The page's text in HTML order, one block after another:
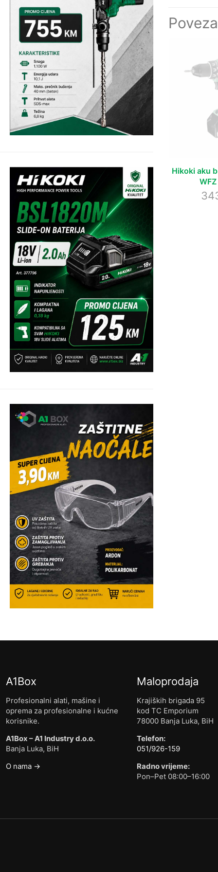
Hikoki aku
A1Box
Profesionalni alati, mašine i
oprema za profesionalne i kućne
korisnike.
A1Box – A1 Industry d.o.o.
Banja Luka, BiH
O nama →
Maloprodaja
Krajiških brigada 95
kod TC Emporium
78000 Banja Luka, BiH
Telefon:
051/926-159
Radno vrijeme:
Pon–Pet 08:00–16:00